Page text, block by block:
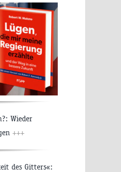
Wieder
+++
des Gitters«: